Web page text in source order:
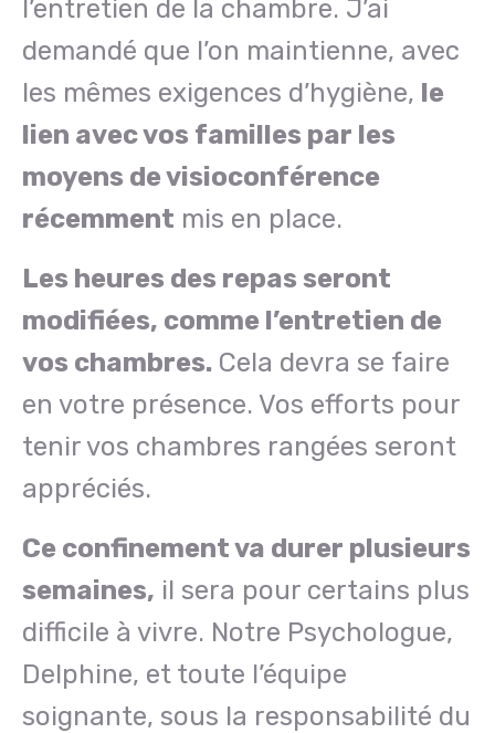
l’entretien de la chambre. J’ai
demandé que l’on maintienne, avec
les mêmes exigences d’hygiène, le
lien avec vos familles par les
moyens de visioconférence
récemment mis en place.
Les heures des repas seront
modifiées, comme l’entretien de
vos chambres. Cela devra se faire
en votre présence. Vos efforts pour
tenir vos chambres rangées seront
appréciés.
Ce confinement va durer plusieurs
semaines, il sera pour certains plus
difficile à vivre. Notre Psychologue,
Delphine, et toute l’équipe
soignante, sous la responsabilité du